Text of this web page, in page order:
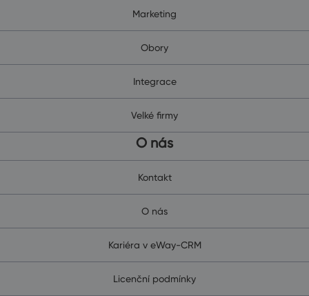
Marketing
Obory
Integrace
Velké firmy
O nás
Kontakt
O nás
Kariéra v eWay-CRM
Licenční podmínky